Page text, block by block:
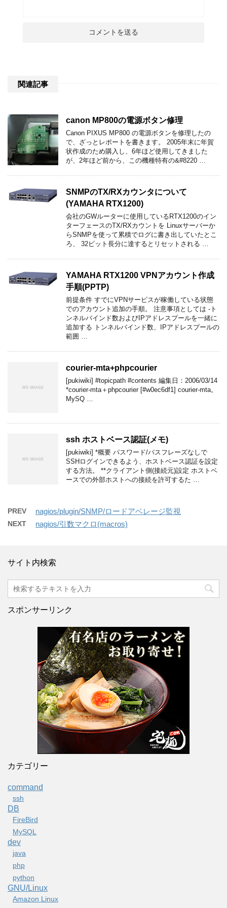
関連記事
canon MP800の電源ボタン修理
Canon PIXUS MP800 の電源ボタンを修理したの
で、ざっとレポートを書きます。 2005年末に年賀
状作成のため購入し、6年ほど使用してきました
が、2年ほど前から、この機種特有の&#8220 …
SNMPのTX/RXカウンタについて
(YAMAHA RTX1200)
会社のGWルーターに使用しているRTX1200のイン
ターフェースのTX/RXカウントを Linuxサーバーか
らSNMPを使って累積でログに書き出していたとこ
ろ、 32ビット長分に達するとリセットされる …
YAMAHA RTX1200 VPNアカウント作成
手順(PPTP)
前提条件 すでにVPNサービスが稼働している状態
でのアカウント追加の手順。 注意事項としては -ト
ンネルバインド数およびIPアドレスプールを一緒に
追加する トンネルバインド数、IPアドレスプールの
範囲 …
courier-mta+phpcourier
[pukiwiki] #topicpath #contents 編集日：2006/03/14
*courier-mta＋phpcourier [#w0ec6df1] courier-mta。
MySQ …
ssh ホストベース認証(メモ)
[pukiwiki] *概要 パスワード/パスフレーズなしで
SSHログインできるよう、ホストベース認証を設定
する方法。 **クライアント側(接続元)設定 ホストベ
ースでの外部ホストへの接続を許可するた …
PREV nagios​/plugin​/SNMP​/ロードアベレージ監視
NEXT nagios/引数マクロ(macros)
サイト内検索
スポンサーリンク
カテゴリー
command
ssh
DB
FireBird
MySQL
dev
java
php
python
GNU/Linux
Amazon Linux